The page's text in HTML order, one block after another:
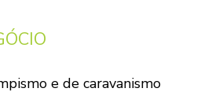
e de caravanismo